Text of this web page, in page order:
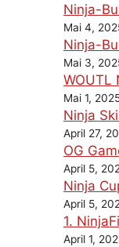
Ninja-
Mai 4,
Ninja-
Mai 3,
WOUTL
Mai 1,
Ninja
April 27,
OG
April 5,
Ninja
April 5,
1.
April 1,